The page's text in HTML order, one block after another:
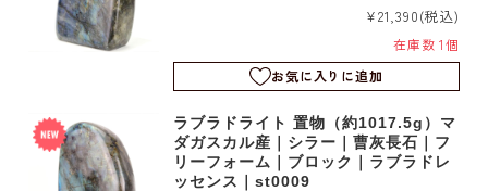
¥21,390(税込)
在庫数 1個
お気に入りに追加
ラブラドライト 置物（約1017.5g）マ
ダガスカル産｜シラー｜曹灰長石｜フ
リーフォーム｜ブロック｜ラブラドレ
ッセンス｜st0009